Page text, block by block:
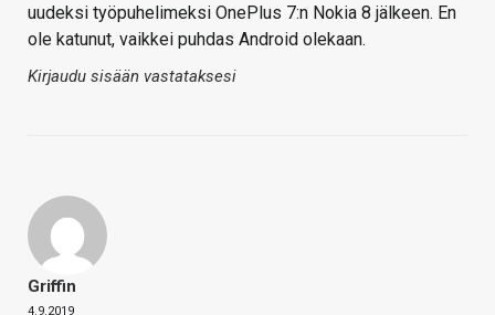
uudeksi työpuhelimeksi OnePlus 7:n Nokia 8 jälkeen. En
ole katunut, vaikkei puhdas Android olekaan.
Kirjaudu sisään vastataksesi
Griffin
4.9.2019